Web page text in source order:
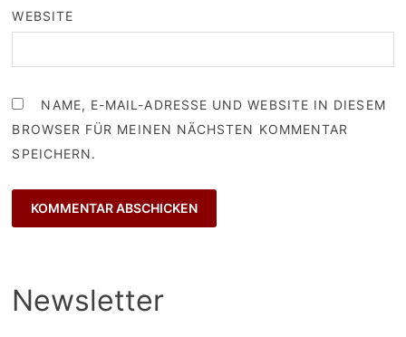
WEBSITE
NAME, E-MAIL-ADRESSE UND WEBSITE IN DIESEM
BROWSER FÜR MEINEN NÄCHSTEN KOMMENTAR
SPEICHERN.
Newsletter